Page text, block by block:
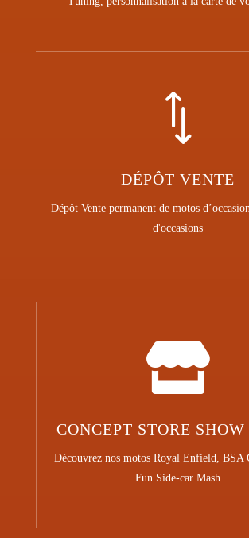
*
DÉPÔT VENTE
Dépôt Vente permanent de motos
d'occasions

CONCEPT STORE
Découvrez nos motos Royal Enfield, BSA
Fun Side-car Mash